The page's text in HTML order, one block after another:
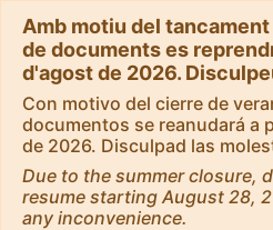
Amb motiu del
de documents es
d'agost de 2026.
Con motivo del cierre de
documentos se reanudará a
de 2026. Disculpad las
Due to the summer closure,
resume starting August 28,
any inconvenience.